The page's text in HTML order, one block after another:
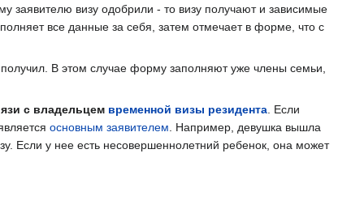
заявителю визу одобрили - то визу получают и зависимые
все данные за себя, затем отмечает в форме, что с
В этом случае форму заполняют уже члены семьи,
с владельцем временной визы резидента . Если
основным заявителем . Например, девушка вышла
Если у нее есть несовершеннолетний ребенок, она может